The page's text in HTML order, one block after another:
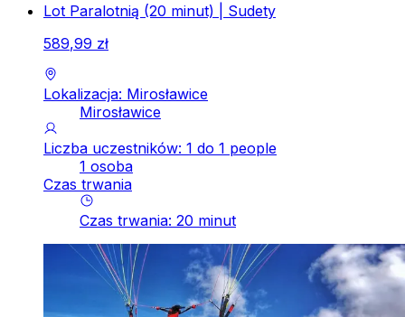
Lot Paralotnią (20 minut) | Sudety
589,99 zł
Lokalizacja: Mirosławice
Mirosławice
Liczba uczestników: 1 do 1 people
1 osoba
Czas trwania
Czas trwania: 20 minut